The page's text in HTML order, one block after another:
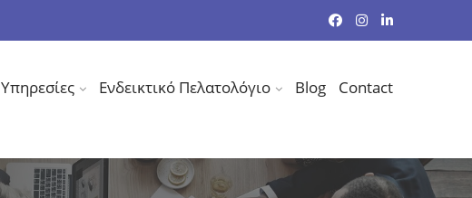
Υπηρεσίες Ενδεικτικό Πελατολόγιο Blog Contact